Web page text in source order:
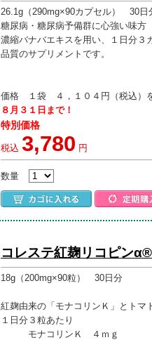
26.1g（290mg×90カプセル） 30日
糖尿病・糖尿病予備群に心強い味方
濃縮バナバエキスを用い、１日分３
品質のサプリメントです。
価格 １袋 ４，１０４円（税込）
８月３１日まで！
特別価格
税込 3,780 円
数量
コレステ紅麹リコピンα®
18g（200mg×90粒） 30日分
紅麹由来の「モナコリンＫ」とトマ
１日分３粒あたり
モナコリンＫ ４ｍｇ